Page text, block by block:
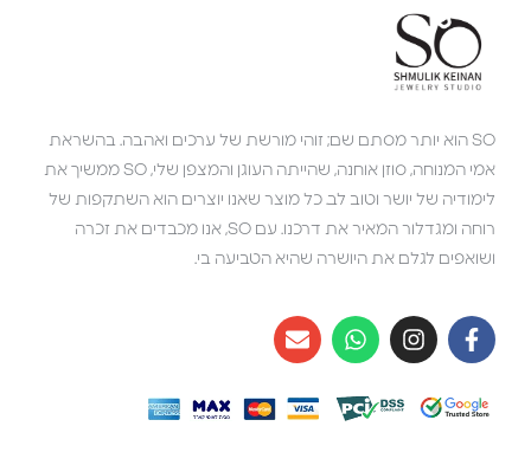
SO הוא יותר מסתם שם; זוהי מורשת של ערכים ואהבה. בהשראת
אמי המנוחה, סוזן אוחנה, שהייתה העוגן והמצפן שלי, SO ממשיך את
לימודיה של יושר וטוב לב. כל מוצר שאנו יוצרים הוא השתקפות של
רוחה ומגדלור המאיר את דרכנו. עם SO, אנו מכבדים את זכרה
ושואפים לגלם את היושרה שהיא הטביעה בי.